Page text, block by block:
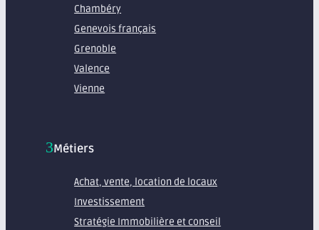
Chambéry
Genevois français
Grenoble
Valence
Vienne
Métiers
Achat, vente, location de locaux
Investissement
Stratégie Immobilière et conseil